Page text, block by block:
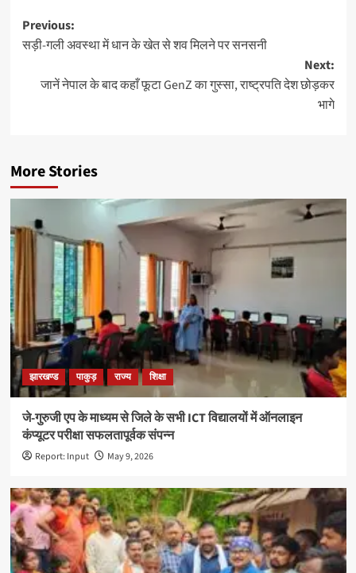
Post
navigation
Previous:
सड़ी-गली अवस्था में धान के खेत से शव मिलने पर सनसनी
Next:
जानें नेपाल के बाद कहाँ फूटा GenZ का गुस्सा, राष्‍ट्रपति देश छोड़कर
भागे
More Stories
झारखण्ड पाकुड़ राज्य शिक्षा
जे-गुरुजी एप के माध्यम से जिले के सभी ICT विद्यालयों में ऑनलाइन
कंप्यूटर परीक्षा सफलतापूर्वक संपन्न
Report: Input May 9, 2026